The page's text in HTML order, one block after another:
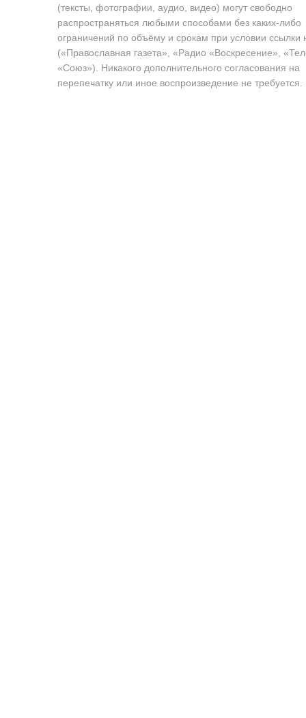
(тексты, фотографии, аудио, видео) могут свободно
распространяться любыми способами без каких-либо
ограничений по объёму и срокам при условии ссылки
(«Православная газета», «Радио «Воскресение»,
«Союз»). Никакого дополнительного согласования на
перепечатку или иное воспроизведение не требуется.